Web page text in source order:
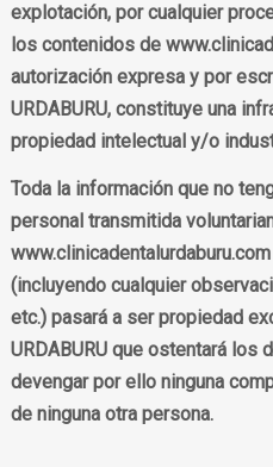
explotación, por cualquier
los contenidos de
autorización expresa y por
URDABURU, constituye una
propiedad intelectual y/o
Toda la información que no
personal transmitida
(incluyendo cualquier
etc.) pasará a ser propiedad
URDABURU que ostentará
devengar por ello ninguna
de ninguna otra persona.